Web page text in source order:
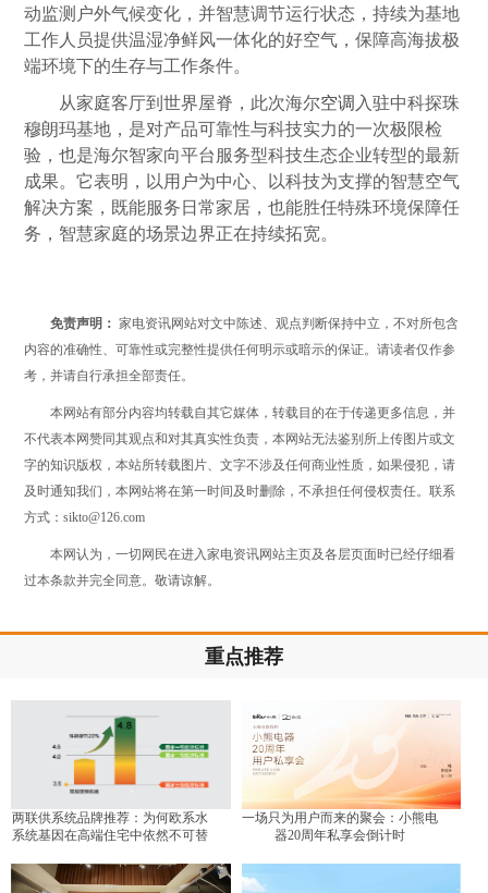
动监测户外气候变化，并智慧调节运行状态，持续为基地
工作人员提供温湿净鲜风一体化的好空气，保障高海拔极
端环境下的生存与工作条件。
从家庭客厅到世界屋脊，此次海尔空调 入驻中科探珠
穆朗玛基地，是对产品可靠性与科技实力的一次极限检
验，也是海尔智家向平台服务型科技生态企业转型的最新
成果。它表明，以用户为中心、以科技为支撑的智慧空气
解决方案，既能服务日常家居，也能胜任特殊环境保障任
务，智慧家庭的场景边界正在持续拓宽。
免责声明： 家电资讯网站对文中陈述、观点判断保持中立，不对所包含
内容的准确性、可靠性或完整性提供任何明示或暗示的保证。请读者仅作参
考，并请自行承担全部责任。
本网站有部分内容均转载自其它媒体，转载目的在于传递更多信息，并
不代表本网赞同其观点和对其真实性负责，本网站无法鉴别所上传图片或文
字的知识版权，本站所转载图片、文字不涉及任何商业性质，如果侵犯，请
及时通知我们，本网站将在第一时间及时删除，不承担任何侵权责任。联系
方式：sikto@126.com
本网认为，一切网民在进入家电资讯网站主页及各层页面时已经仔细看
过本条款并完全同意。敬请谅解。
重点推荐
两联供系统品牌推荐：为何欧系水
系统基因在高端住宅中依然不可替
一场只为用户而来的聚会：小熊电
器20周年私享会倒计时